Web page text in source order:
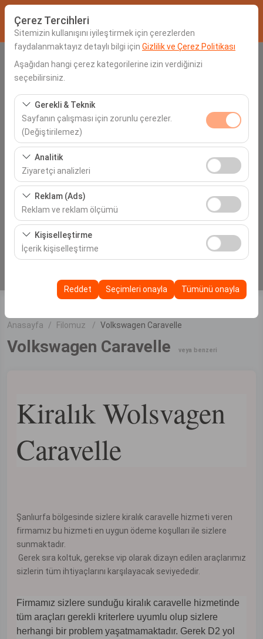
Çerez Tercihleri
Sitemizin kullanışını iyileştirmek için çerezlerden
faydalanmaktayız detaylı bilgi için Gizlilik ve Çerez Politikası
Aşağıdan hangi çerez kategorilerine izin verdiğinizi
seçebilirsiniz.
Gerekli & Teknik
Sayfanın çalışması için zorunlu çerezler.
(Değiştirilemez)
Bu çerezler sitenin doğru şekilde çalışması, güvenlik,
oturum yönetimi ve temel işlevler için gereklidir. Devre
dışı bırakılamaz.
Analitik
Ziyaretçi analizleri
Bu çerezler, sitemizin nasıl kullanıldığını (ziyaretçi sayısı,
en çok ziyaret edilen sayfalar, kullanıcı davranışları)
analiz etmemizi sağlar. Bu veriler, web sitesi
performansını ölçmek ve kullanıcı deneyimini sürekli
iyileştirmek için kullanılır.
Reklam (Ads)
Reklam ve reklam ölçümü
Bu çerezler, size ilgi alanlarınıza uygun kişiselleştirilmiş
reklamlar göstermemize ve reklam kampanyalarımızın
etkinliğini (gösterim sayısı, tıklama oranı) ölçmemize
Kişiselleştirme
İçerik kişiselleştirme
diğer yapılandırmalarınızı koruyarak, platformdaki
deneyiminizin tutarlılığını ve sürekliliğini sağlamak
Reddet Seçimleri onayla Tümünü onayla
Alış Lokasyonu
Aracı farklı bir lokasyona bırakacağım
Alış Tarih & Saat
İade Tarih & Saat
06:00
Anasayfa Filomuz Volkswagen Caravelle
Volkswagen Caravelle veya benzeri
Kiralık Wolsvagen
Caravelle
Şanlıurfa bölgesinde sizlere kiralık caravelle hizmeti veren
firmamız bu hizmeti en uygun ödeme koşulları ile sizlere
sunmaktadır.
Gerek sıra koltuk, gerekse vip olarak dizayn edilen araçlarımız
sizlerin tüm ihtiyaçlarını karşılayacak seviyededir.
Firmamız sizlere sunduğu kiralık caravelle hizmetinde
tüm araçları gerekli kriterlere uyumlu olup sizlere
herhangi bir problem yaşatmamaktadır. Gerek D2 yol